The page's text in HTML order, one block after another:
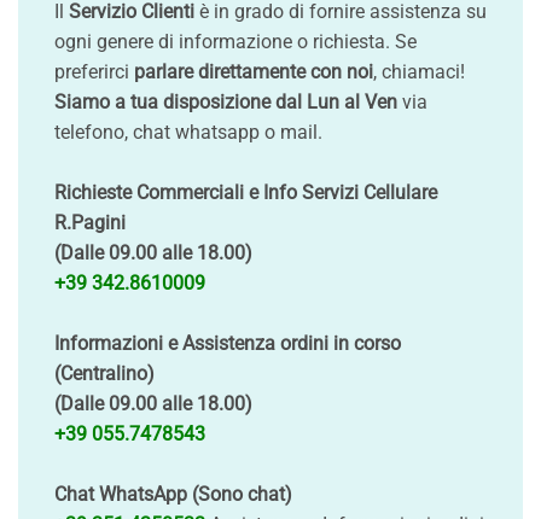
Il Servizio Clienti è in grado di fornire assistenza su
ogni genere di informazione o richiesta. Se
preferirci parlare direttamente con noi, chiamaci!
Siamo a tua disposizione dal Lun al Ven via
telefono, chat whatsapp o mail.
Richieste Commerciali e Info Servizi Cellulare
R.Pagini
(Dalle 09.00 alle 18.00)
+39 342.8610009
Informazioni e Assistenza ordini in corso
(Centralino)
(Dalle 09.00 alle 18.00)
+39 055.7478543
Chat WhatsApp (Sono chat)